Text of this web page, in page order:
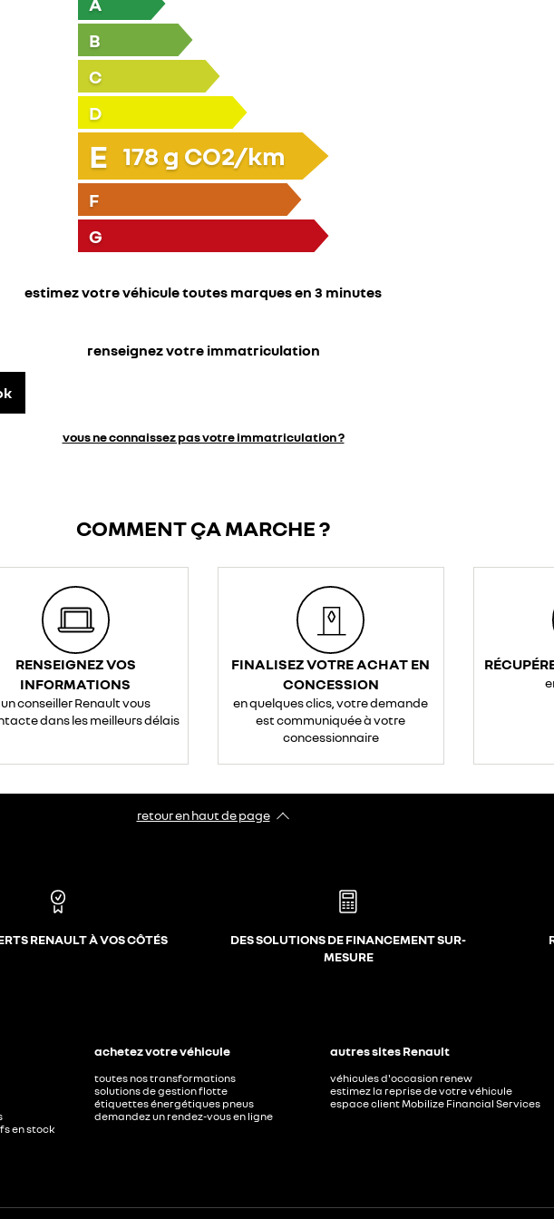
B
C
D
E 178 g CO2/km
F
G
estimez votre véhicule toutes marques en 3 minutes
renseignez votre immatriculation
vous ne connaissez pas votre immatriculation ?
COMMENT ÇA MARCHE ?
RENSEIGNEZ VOS
INFORMATIONS
un conseiller Renault vous
dans les meilleurs délais
FINALISEZ VOTRE ACHAT EN
CONCESSION
en quelques clics, votre demande
est communiquée à votre
concessionnaire
retour en haut de page​
RENAULT À VOS CÔTÉS
DES SOLUTIONS DE FINANCEMENT SUR-
MESURE
en stock
achetez votre véhicule
toutes nos transformations
solutions de gestion flotte
étiquettes énergétiques pneus
demandez un rendez-vous en ligne
autres sites Renault
véhicules d'occasion renew
estimez la reprise de votre véhicule
espace client Mobilize Financial Services